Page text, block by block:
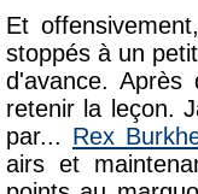
Et
stoppés à un
d'avance.
retenir la leçon.
par... Rex
airs et